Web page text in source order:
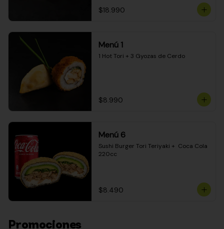
$18.990
Menú 1
1 Hot Tori + 3 Gyozas de Cerdo
$8.990
Menú 6
Sushi Burger Tori Teriyaki +  Coca Cola
220cc
$8.490
Promociones